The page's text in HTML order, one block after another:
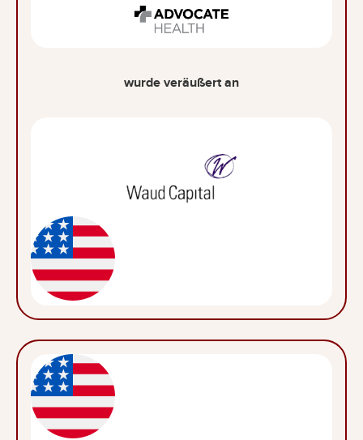
wurde veräußert an